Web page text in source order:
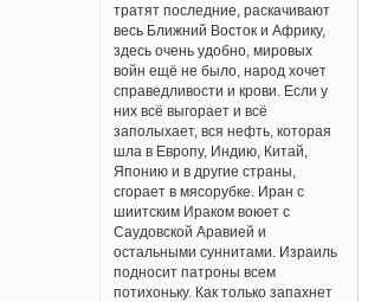
тратят последние, раскачивают
весь Ближний Восток и Африку,
здесь очень удобно, мировых
войн ещё не было, народ хочет
справедливости и крови. Если у
них всё выгорает и всё
заполыхает, вся нефть, которая
шла в Европу, Индию, Китай,
Японию и в другие страны,
сгорает в мясорубке. Иран с
шиитским Ираком воюет с
Саудовской Аравией и
остальными суннитами. Израиль
подносит патроны всем
потихоньку. Как только запахнет